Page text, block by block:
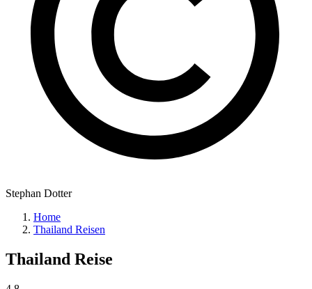
Stephan Dotter
Home
Thailand Reisen
Thailand Reise